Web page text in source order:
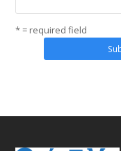
* = required field